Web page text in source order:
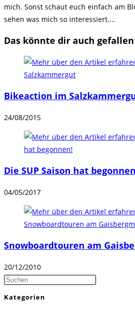
mich. Sonst schaut euch einfach am
sehen was mich so interessiert....
Das könnte dir auch gefallen
Bikeaction im
24/08/2015
Die SUP Saison hat
04/05/2017
Snowboardtouren am
20/12/2010
Press
Kategorien